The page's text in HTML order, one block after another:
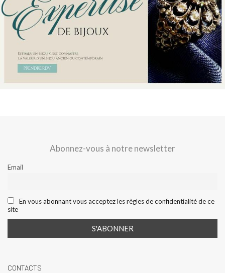
Abonnez-vous à notre newsletter
Email
En vous abonnant vous acceptez les règles de confidentialité de ce
site
CONTACTS